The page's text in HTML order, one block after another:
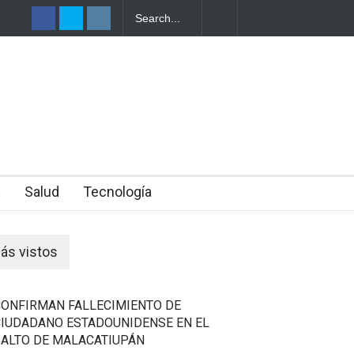
Salud Tecnología
vistos
FALLECIMIENTO DE
ESTADOUNIDENSE EN EL
DE MALACATIUPÁN